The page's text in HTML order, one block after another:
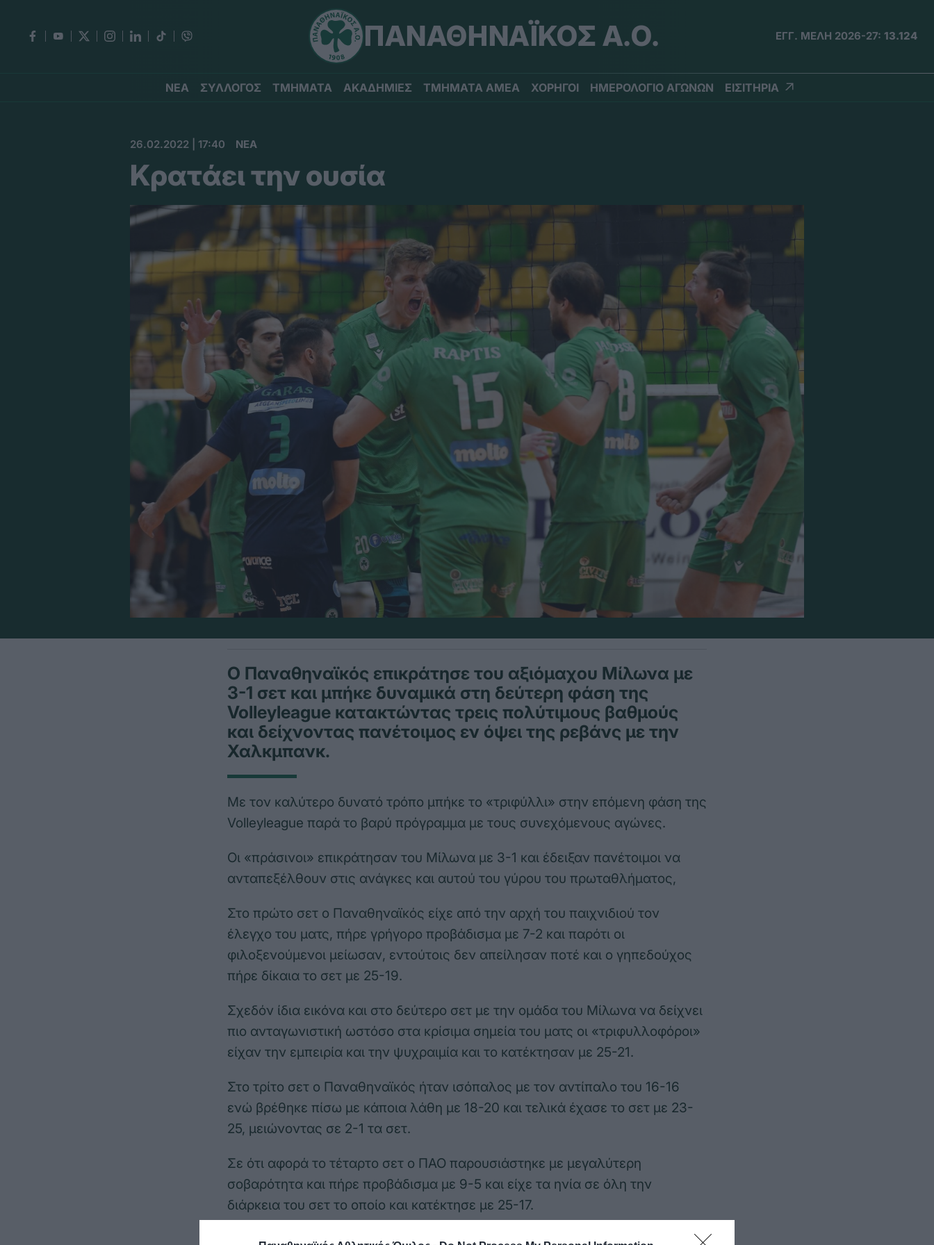
ΠΑΝΑΘΗΝΑΪΚΟΣ Α.Ο. ΕΓΓ. ΜΕΛΗ 2026-27: 13.124
ΝΕΑ ΣΥΛΛΟΓΟΣ ΤΜΗΜΑΤΑ ΑΚΑΔΗΜΙΕΣ ΤΜΗΜΑΤΑ ΑΜΕΑ ΧΟΡΗΓΟΙ ΗΜΕΡΟΛΟΓΙΟ ΑΓΩΝΩΝ ΕΙΣΙΤΗΡΙΑ
26.02.2022 | 17:40 ΝΕΑ
Κρατάει την ουσία
Ο Παναθηναϊκός επικράτησε του αξιόμαχου Μίλωνα με
3-1 σετ και μπήκε δυναμικά στη δεύτερη φάση της
Volleyleague κατακτώντας τρεις πολύτιμους βαθμούς
και δείχνοντας πανέτοιμος εν όψει της ρεβάνς με την
Χαλκμπανκ.
Με τον καλύτερο δυνατό τρόπο μπήκε το «τριφύλλι» στην επόμενη φάση της
Volleyleague παρά το βαρύ πρόγραμμα με τους συνεχόμενους αγώνες.
Οι «πράσινοι» επικράτησαν του Μίλωνα με 3-1 και έδειξαν πανέτοιμοι να
ανταπεξέλθουν στις ανάγκες και αυτού του γύρου του πρωταθλήματος,
Στο πρώτο σετ ο Παναθηναϊκός είχε από την αρχή του παιχνιδιού τον
έλεγχο του ματς, πήρε γρήγορο προβάδισμα με 7-2 και παρότι οι
φιλοξενούμενοι μείωσαν, εντούτοις δεν απείλησαν ποτέ και ο γηπεδούχος
πήρε δίκαια το σετ με 25-19.
Σχεδόν ίδια εικόνα και στο δεύτερο σετ με την ομάδα του Μίλωνα να δείχνει
πιο ανταγωνιστική ωστόσο στα κρίσιμα σημεία του ματς οι «τριφυλλοφόροι»
είχαν την εμπειρία και την ψυχραιμία και το κατέκτησαν με 25-21.
Στο τρίτο σετ ο Παναθηναϊκός ήταν ισόπαλος με τον αντίπαλο του 16-16
ενώ βρέθηκε πίσω με κάποια λάθη με 18-20 και τελικά έχασε το σετ με 23-
25, μειώνοντας σε 2-1 τα σετ.
Σε ότι αφορά το τέταρτο σετ ο ΠΑΟ παρουσιάστηκε με μεγαλύτερη
σοβαρότητα και πήρε προβάδισμα με 9-5 και είχε τα ηνία σε όλη την
διάρκεια του σετ το οποίο και κατέκτησε με 25-17.
Διακύμανση: